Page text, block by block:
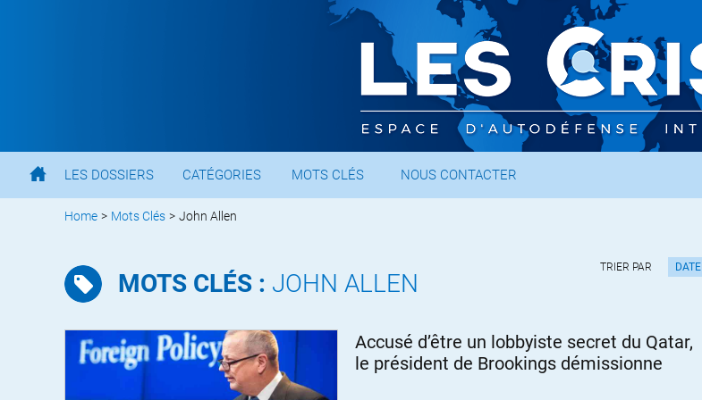
LES DOSSIERS CATÉGORIES MOTS CLÉS NOUS CONTACTER
Home > Mots Clés > John Allen
MOTS CLÉS : JOHN ALLEN
TRIER PAR DATE
Accusé d’être un lobbyiste secret du Qatar,
le président de Brookings démissionne